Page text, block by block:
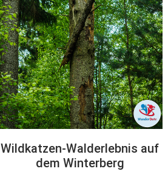
Wildkatzen-Walderlebnis auf
dem Winterberg